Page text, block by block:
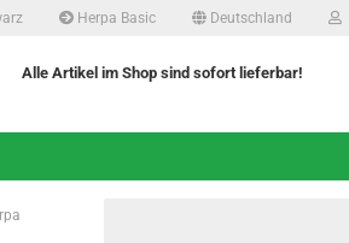
Herpa Basic Deutschland
Alle Artikel im Shop sind sofort lieferbar!